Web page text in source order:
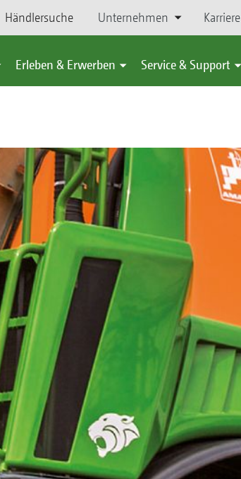
Händlersuche Unternehmen Karriere
Erleben & Erwerben Service & Support